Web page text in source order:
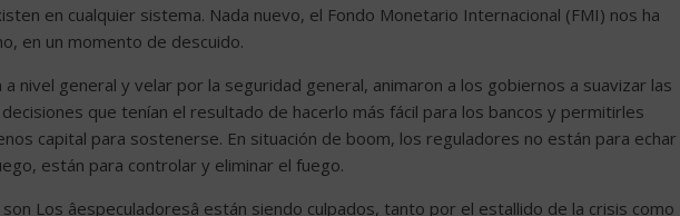
en cualquier sistema. Nada nuevo, el Fondo Monetario Internacional (FMI) nos ha
en un momento de descuido.
a nivel general y velar por la seguridad general, animaron a los gobiernos a suavizar las
que tenían el resultado de hacerlo más fácil para los bancos y permitirles
capital para sostenerse. En situación de boom, los reguladores no están para echar
están para controlar y eliminar el fuego.
son Los âespeculadoresâ están siendo culpados, tanto por el estallido de la crisis como